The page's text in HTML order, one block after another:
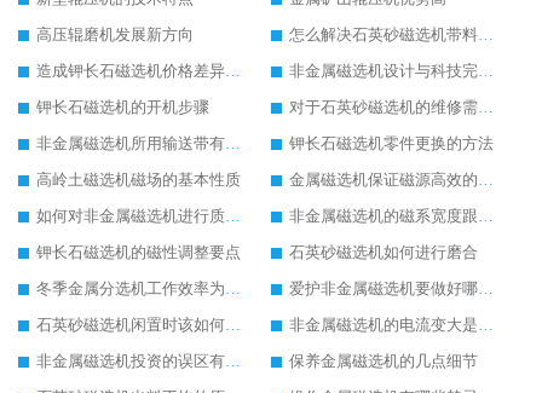
高压辊磨机发展新方向
怎么解决石英砂磁选机带料问题
造成钾长石磁选机价格差异的原因
非金属磁选机设计与科技完美结合
钾长石磁选机的开机步骤
对于石英砂磁选机的维修需要遵守的原则
非金属磁选机所用输送带有何要求
钾长石磁选机零件更换的方法
高岭土磁选机磁场的基本性质
金属磁选机保证磁源高效的方法
如何对非金属磁选机进行质量监管
非金属磁选机的磁系宽度跟磁系半径
钾长石磁选机的磁性调整要点
石英砂磁选机如何进行磨合
冬季金属分选机工作效率为何会受影响
爱护非金属磁选机要做好哪些方面
石英砂磁选机闲置时该如何处理
非金属磁选机的电流变大是什么造成
非金属磁选机投资的误区有哪些
保养金属磁选机的几点细节